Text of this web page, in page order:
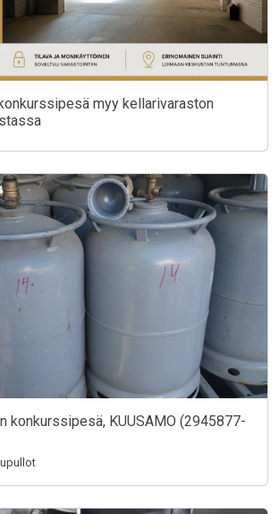
myy kellarivaraston
konkurssipesä, KUUSAMO (2945877-